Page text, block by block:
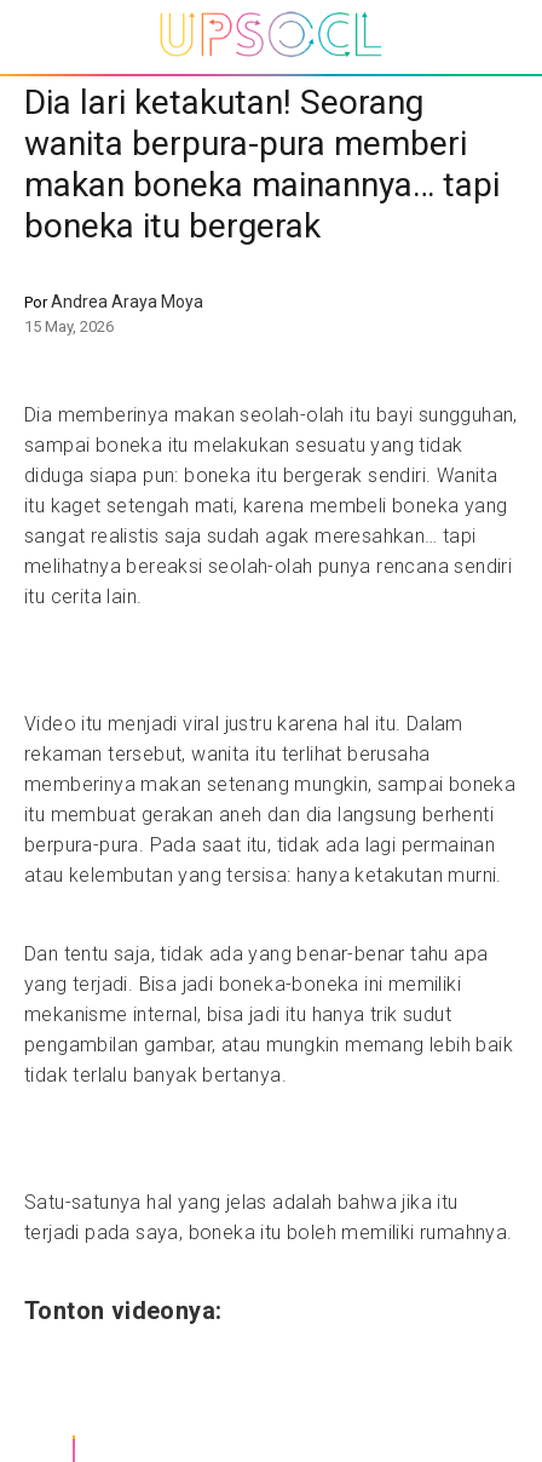
Dia lari ketakutan! Seorang
wanita berpura-pura memberi
makan boneka mainannya… tapi
boneka itu bergerak
PorAndrea Araya Moya
15 May, 2026
Dia memberinya makan seolah-olah itu bayi sungguhan,
sampai boneka itu melakukan sesuatu yang tidak
diduga siapa pun: boneka itu bergerak sendiri. Wanita
itu kaget setengah mati, karena membeli boneka yang
sangat realistis saja sudah agak meresahkan… tapi
melihatnya bereaksi seolah-olah punya rencana sendiri
itu cerita lain.
Video itu menjadi viral justru karena hal itu. Dalam
rekaman tersebut, wanita itu terlihat berusaha
memberinya makan setenang mungkin, sampai boneka
itu membuat gerakan aneh dan dia langsung berhenti
berpura-pura. Pada saat itu, tidak ada lagi permainan
atau kelembutan yang tersisa: hanya ketakutan murni.
Dan tentu saja, tidak ada yang benar-benar tahu apa
yang terjadi. Bisa jadi boneka-boneka ini memiliki
mekanisme internal, bisa jadi itu hanya trik sudut
pengambilan gambar, atau mungkin memang lebih baik
tidak terlalu banyak bertanya.
Satu-satunya hal yang jelas adalah bahwa jika itu
terjadi pada saya, boneka itu boleh memiliki rumahnya.
Tonton videonya: